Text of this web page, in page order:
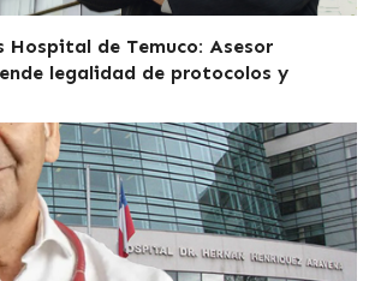
Hospital de Temuco: Asesor
legalidad de protocolos y